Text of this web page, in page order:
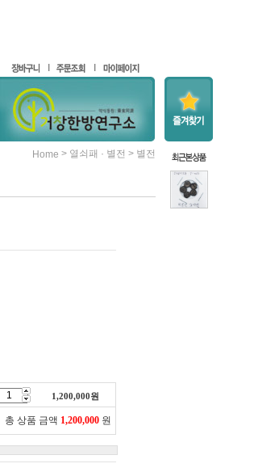
Home > 열쇠패 · 별전 > 별전
1,200,000원
총 상품 금액 1,200,000 원